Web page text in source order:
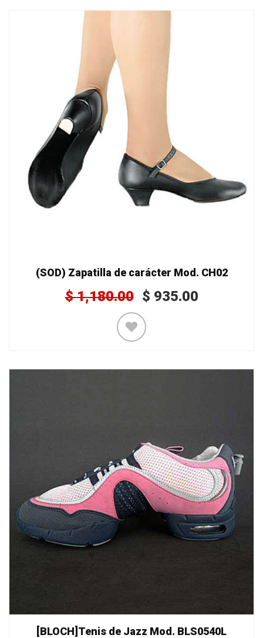
(SOD) Zapatilla de carácter Mod. CH02
$1,180.00 $ 935.00
[BLOCH]Tenis de Jazz Mod. BLS0540L